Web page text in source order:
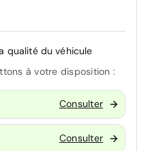
qualité du véhicule
à votre disposition :
Consulter
Consulter